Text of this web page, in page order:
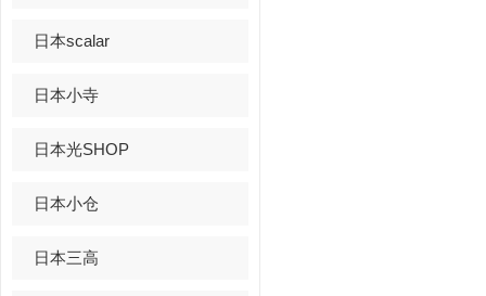
日本scalar
日本小寺
日本光SHOP
日本小仓
日本三高